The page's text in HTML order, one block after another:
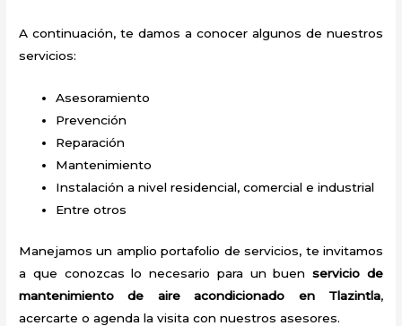
A continuación, te damos a conocer algunos de nuestros
servicios:
Asesoramiento
Prevención
Reparación
Mantenimiento
Instalación a nivel residencial, comercial e industrial
Entre otros
Manejamos un amplio portafolio de servicios, te invitamos
a que conozcas lo necesario para un buenservicio de
mantenimiento de aire acondicionado en Tlazintla,
acercarte o agenda la visita con nuestros asesores.